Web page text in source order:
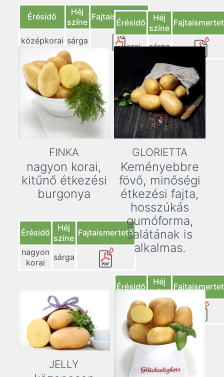
Érésidő
Héj
színe
Fajtaismertető
középkorai sárga
Érésidő
Héj
színe
korai sárga
FINKA
nagyon korai,
kitűnő étkezési
burgonya
Érésidő
Héj
színe
Fajtaismertető
nagyon
korai
sárga
GLORIETTA
Keményebbre
fövő, minőségi
étkezési fajta,
hosszúkás
gumóforma,
salátának is
alkalmas.
Érésidő
Héj
színe
nagyon
korai
sárga
JELLY